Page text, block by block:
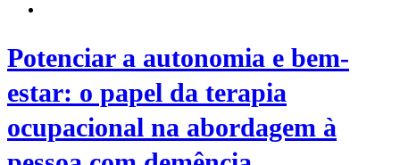
Potenciar a autonomia e bem-
estar: o papel da terapia
ocupacional na abordagem à